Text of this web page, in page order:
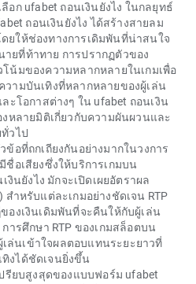
อก ufabet ถอนเงินยังไง ในกลยุทธ์
ถอนเงินยังไง ได้สร้างสายลม
ยให้ช่องทางการเดิมพันที่น่าสนใจ
ยที่ท้าทาย การปรากฏตัวของ
น้มของความหลากหลายในเกมเพื่อ
ามบันเทิงที่หลากหลายของผู้เล่น
ะโอกาสต่างๆ ใน ufabet ถอนเงิน
หลายมิติเกี่ยวกับความผันผวนและ
วไป
ข้อที่ถกเถียงกันอย่างมากในวงการ
อเสียงซึ่งให้บริการเกมบน
นยังไง มักจะเปิดเผยอัตราผล
ำหรับแต่ละเกมอย่างชัดเจน RTP
องเงินเดิมพันที่จะคืนให้กับผู้เล่น
ารศึกษา RTP ของเกมสล็อตบน
เล่นเข้าใจผลตอบแทนระยะยาวที่
งได้ชัดเจนยิ่งขึ้น
รียบสูงสุดของแบบฟอร์ม ufabet